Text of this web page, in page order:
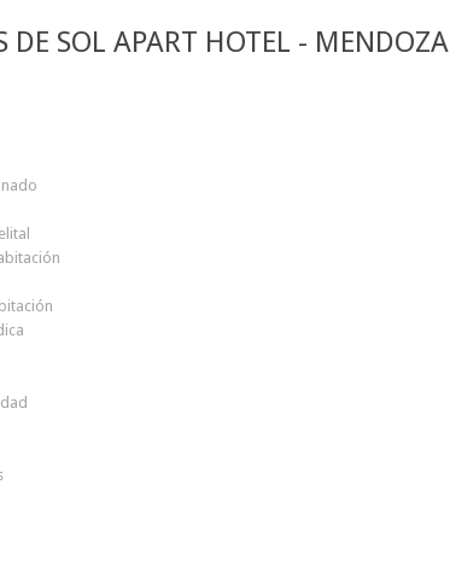
DE SOL APART HOTEL - MENDOZA